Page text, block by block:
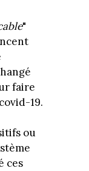
"
faire
19.
ou
ces